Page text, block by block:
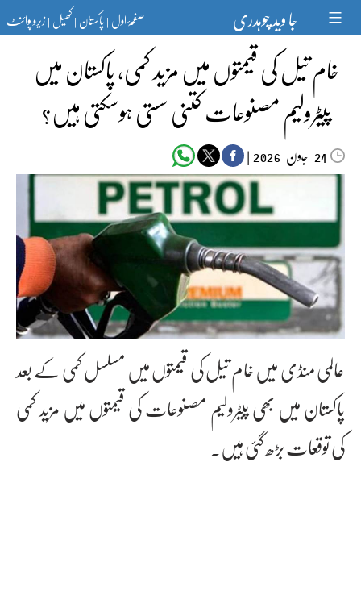
content جا وید چوہدری صفحۂ اول|پاکستان|کھیل|زیرو پوائنٹ
خام تیل کی قیمتوں میں مزید کمی، پاکستان میں
پیٹرولیم مصنوعات کتنی سستی ہوسکتی ہیں؟
24 جون‬‮ |
عالمی منڈی میں خام تیل کی قیمتوں میں مسلسل کمی کے بعد
پاکستان میں بھی پیٹرولیم مصنوعات کی قیمتوں میں مزید کمی
کی توقعات بڑھ گئی ہیں۔